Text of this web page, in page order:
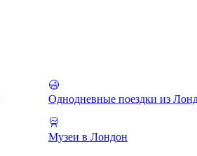
Однодневные поездки из
Музеи в Лондон